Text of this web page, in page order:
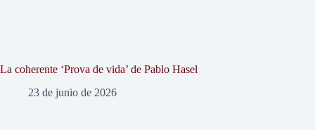
La coherente ‘Prova de vida’ de Pablo Hasel
23 de junio de 2026